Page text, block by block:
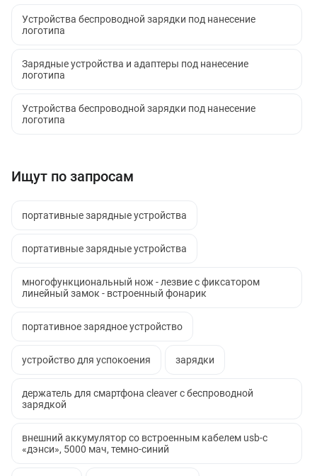
Устройства беспроводной зарядки под нанесение
логотипа
Зарядные устройства и адаптеры под нанесение
логотипа
Устройства беспроводной зарядки под нанесение
логотипа
Ищут по запросам
портативные зарядные устройства
портативные зарядные устройства
многофункциональный нож - лезвие с фиксатором
линейный замок - встроенный фонарик
портативное зарядное устройство
устройство для успокоения зарядки
держатель для смартфона cleaver с беспроводной
зарядкой
внешний аккумулятор со встроенным кабелем usb-c
«дэнси», 5000 мач, темно-синий